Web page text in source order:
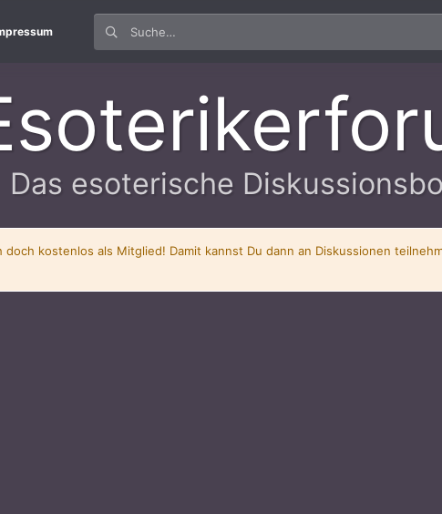
Das esoterische
kostenlos als Mitglied! Damit kannst Du dann an Diskussionen